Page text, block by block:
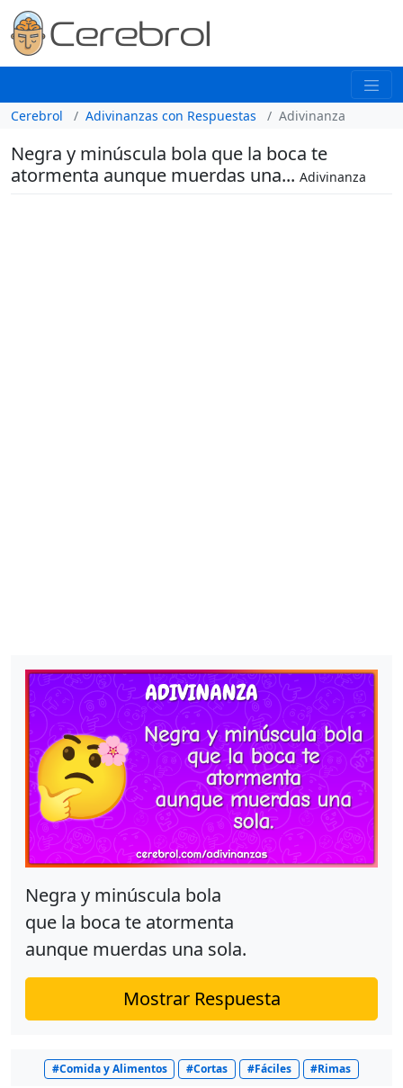
Cerebrol Adivinanzas con Respuestas Adivinanza
Negra y minúscula bola que la boca te
atormenta aunque muerdas una... Adivinanza
Negra y minúscula bola
que la boca te atormenta
aunque muerdas una sola.
Mostrar Respuesta
#Comida y Alimentos #Cortas #Fáciles #Rimas